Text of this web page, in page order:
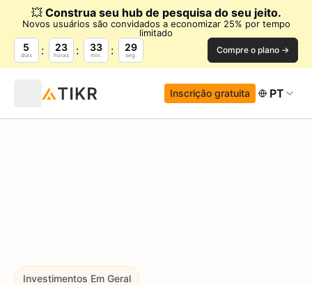
💥 Construa seu hub de pesquisa do seu jeito.
Novos usuários são convidados a economizar 25% por tempo
limitado
5
dias
23
horas
33
min.
28
seg. Compre o plano →
Inscrição gratuita PT
Investimentos Em Geral